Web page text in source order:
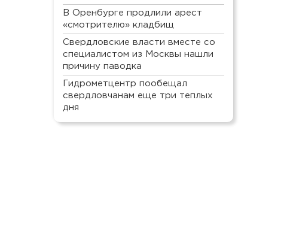
В Оренбурге продлили арест
«смотрителю» кладбищ
Свердловские власти вместе со
специалистом из Москвы нашли
причину паводка
Гидрометцентр пообещал
свердловчанам еще три теплых
дня